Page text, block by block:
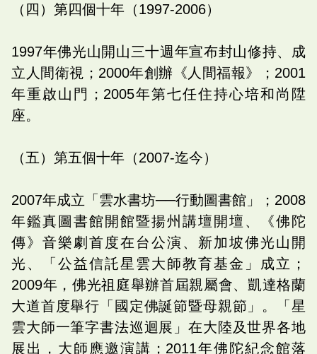
（四）第四個十年（1997-2006）
1997年佛光山開山三十週年宣布封山修持、成
立人間衛視；2000年創辦《人間福報》；2001
年重啟山門；2005年第七任住持心培和尚陞
座。
（五）第五個十年（2007-迄今）
2007年成立「雲水書坊──行動圖書館」；2008
年鑑真圖書館開館暨揚州講壇開壇、《佛陀
傳》音樂劇首度在台公演、新加坡佛光山開
光、「公益信託星雲大師教育基金」成立；
2009年，佛光祖庭舉辦首屆親屬會、凱達格蘭
大道首度舉行「國定佛誕節暨母親節」。「星
雲大師一筆字書法巡迴展」在大陸及世界各地
展出，大師應邀演講；2011年佛陀紀念館落